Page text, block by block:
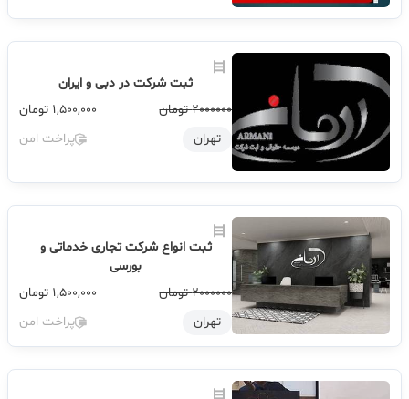
ثبت شرکت در دبی و ایران
2000000 تومان
1,500,000 تومان
تهران
پراخت امن
ثبت انواع شرکت تجاری خدماتی و
بورسی
2000000 تومان
1,500,000 تومان
تهران
پراخت امن